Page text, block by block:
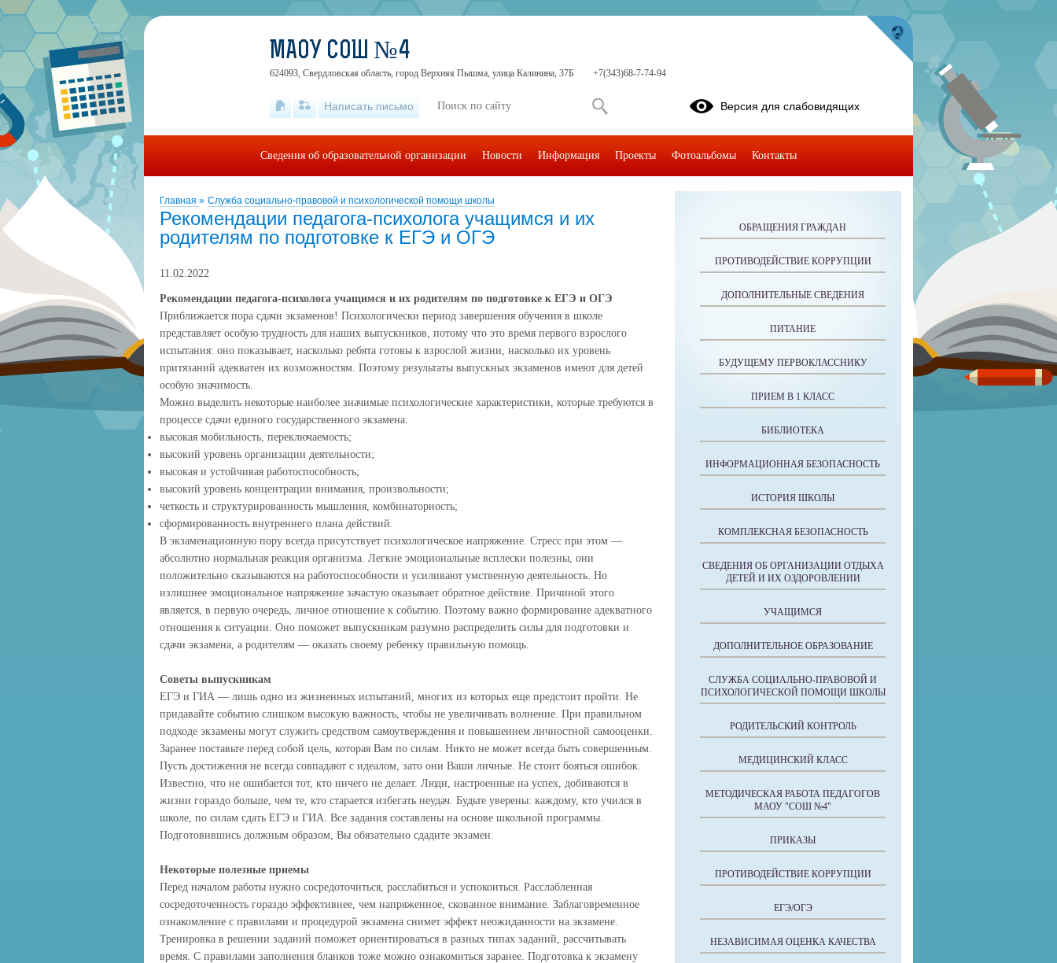
Главная » Служба социально-правовой и психологической помощи школы
Рекомендации педагога-психолога учащимся и их
родителям по подготовке к ЕГЭ и ОГЭ
11.02.2022
Рекомендации педагога-психолога учащимся и их родителям по подготовке к ЕГЭ и ОГЭ
Приближается пора сдачи экзаменов! Психологически период завершения обучения в школе
представляет особую трудность для наших выпускников, потому что это время первого взрослого
испытания: оно показывает, насколько ребята готовы к взрослой жизни, насколько их уровень
притязаний адекватен их возможностям. Поэтому результаты выпускных экзаменов имеют для детей
особую значимость.
Можно выделить некоторые наиболее значимые психологические характеристики, которые требуются в
процессе сдачи единого государственного экзамена:
высокая мобильность, переключаемость;
высокий уровень организации деятельности;
высокая и устойчивая работоспособность;
высокий уровень концентрации внимания, произвольности;
четкость и структурированность мышления, комбинаторность;
сформированность внутреннего плана действий.
В экзаменационную пору всегда присутствует психологическое напряжение. Стресс при этом —
абсолютно нормальная реакция организма. Легкие эмоциональные всплески полезны, они
положительно сказываются на работоспособности и усиливают умственную деятельность. Но
излишнее эмоциональное напряжение зачастую оказывает обратное действие. Причиной этого
является, в первую очередь, личное отношение к событию. Поэтому важно формирование адекватного
отношения к ситуации. Оно поможет выпускникам разумно распределить силы для подготовки и
сдачи экзамена, а родителям — оказать своему ребенку правильную помощь.
Советы выпускникам
ЕГЭ и ГИА — лишь одно из жизненных испытаний, многих из которых еще предстоит пройти. Не
придавайте событию слишком высокую важность, чтобы не увеличивать волнение. При правильном
подходе экзамены могут служить средством самоутверждения и повышением личностной самооценки.
Заранее поставьте перед собой цель, которая Вам по силам. Никто не может всегда быть совершенным.
Пусть достижения не всегда совпадают с идеалом, зато они Ваши личные. Не стоит бояться ошибок.
Известно, что не ошибается тот, кто ничего не делает. Люди, настроенные на успех, добиваются в
жизни гораздо больше, чем те, кто старается избегать неудач. Будьте уверены: каждому, кто учился в
школе, по силам сдать ЕГЭ и ГИА. Все задания составлены на основе школьной программы.
Подготовившись должным образом, Вы обязательно сдадите экзамен.
Некоторые полезные приемы
Перед началом работы нужно сосредоточиться, расслабиться и успокоиться. Расслабленная
сосредоточенность гораздо эффективнее, чем напряженное, скованное внимание. Заблаговременное
ознакомление с правилами и процедурой экзамена снимет эффект неожиданности на экзамене.
Тренировка в решении заданий поможет ориентироваться в разных типах заданий, рассчитывать
время. С правилами заполнения бланков тоже можно ознакомиться заранее. Подготовка к экзамену
ОБРАЩЕНИЯ ГРАЖДАН
ПРОТИВОДЕЙСТВИЕ КОРРУПЦИИ
ДОПОЛНИТЕЛЬНЫЕ СВЕДЕНИЯ
ПИТАНИЕ
БУДУЩЕМУ ПЕРВОКЛАССНИКУ
ПРИЕМ В 1 КЛАСС
БИБЛИОТЕКА
ИНФОРМАЦИОННАЯ БЕЗОПАСНОСТЬ
ИСТОРИЯ ШКОЛЫ
КОМПЛЕКСНАЯ БЕЗОПАСНОСТЬ
СВЕДЕНИЯ ОБ ОРГАНИЗАЦИИ ОТДЫХА
ДЕТЕЙ И ИХ ОЗДОРОВЛЕНИИ
УЧАЩИМСЯ
ДОПОЛНИТЕЛЬНОЕ ОБРАЗОВАНИЕ
СЛУЖБА СОЦИАЛЬНО-ПРАВОВОЙ И
ПСИХОЛОГИЧЕСКОЙ ПОМОЩИ ШКОЛЫ
РОДИТЕЛЬСКИЙ КОНТРОЛЬ
МЕДИЦИНСКИЙ КЛАСС
МЕТОДИЧЕСКАЯ РАБОТА ПЕДАГОГОВ
МАОУ "СОШ №4"
ПРИКАЗЫ
ПРОТИВОДЕЙСТВИЕ КОРРУПЦИИ
ЕГЭ/ОГЭ
НЕЗАВИСИМАЯ ОЦЕНКА КАЧЕСТВА
МАОУ СОШ №4
624093, Свердловская область, город Верхняя Пышма, улица Калинина, 37Б +7(343)68-7-74-94
Написать письмо Версия для слабовидящих
Сведения об образовательной организации Новости Информация Проекты Фотоальбомы Контакты